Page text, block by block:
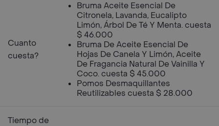
Cuanto
cuesta?
Bruma Aceite Esencial De
Citronela, Lavanda, Eucalipto
Limón, Árbol De Té Y Menta. cuesta
$ 46.000
Bruma De Aceite Esencial De
Hojas De Canela Y Limón, Aceite
De Fragancia Natural De Vainilla Y
Coco. cuesta $ 45.000
Pomos Desmaquillantes
Reutilizables cuesta $ 28.000
Tiempo de